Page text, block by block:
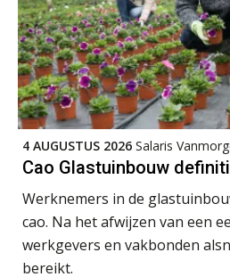
4 AUGUSTUS 2026 Salaris
Cao Glastuinbouw
Werknemers in de
cao. Na het afwijzen van een
werkgevers en vakbonden
bereikt.
07
AUG
Markus Verbeek
11
AUG
Markus Verbeek